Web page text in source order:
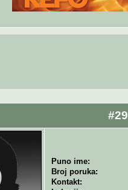
Puno ime:
Broj poruka:
Kontakt: